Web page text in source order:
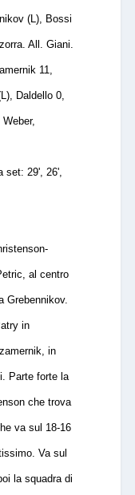
(L), Bossi
All. Giani.
11,
Daldello 0,
set: 29', 26',
al centro
Grebennikov.
in
in
Parte forte la
che trova
va sul 18-16
Va sul
la squadra di